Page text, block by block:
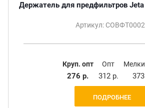
Держатель для предфильтров
Артикул:
Круп. опт
276 р.
Опт
312 р.
ПОДРОБНЕЕ